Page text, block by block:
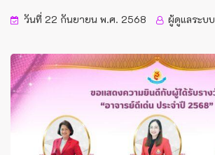
วันที่ 22 กันยายน พ.ศ. 2568 ผู้ดูแลระบบ